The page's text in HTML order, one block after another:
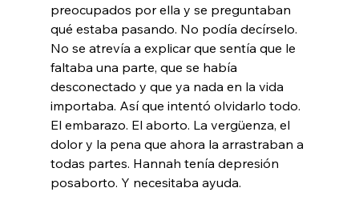
preocupados por ella y se preguntaban
qué estaba pasando. No podía decírselo.
No se atrevía a explicar que sentía que le
faltaba una parte, que se había
desconectado y que ya nada en la vida
importaba. Así que intentó olvidarlo todo.
El embarazo. El aborto. La vergüenza, el
dolor y la pena que ahora la arrastraban a
todas partes. Hannah tenía depresión
posaborto. Y necesitaba ayuda.